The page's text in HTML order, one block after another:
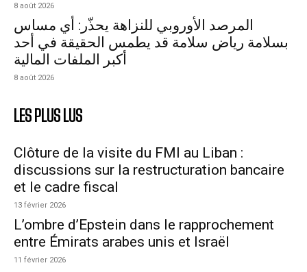
8 août 2026
المرصد الأوروبي للنزاهة يحذّر: أي مساس
بسلامة رياض سلامة قد يطمس الحقيقة في أحد
أكبر الملفات المالية
8 août 2026
LES PLUS LUS
Clôture de la visite du FMI au Liban :
discussions sur la restructuration bancaire
et le cadre fiscal
13 février 2026
L’ombre d’Epstein dans le rapprochement
entre Émirats arabes unis et Israël
11 février 2026